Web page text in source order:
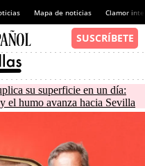
Mapa de noticias Clamor
su superficie en un día:
el humo avanza hacia Sevilla